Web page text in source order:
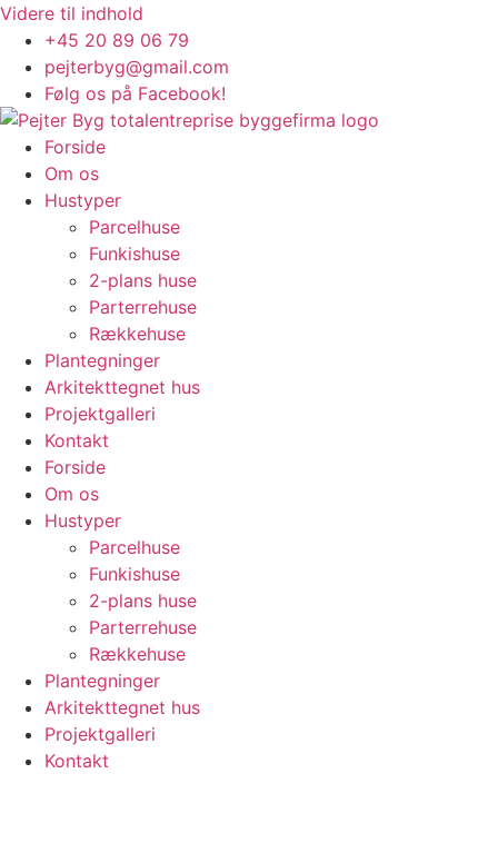
Videre til indhold
+45 20 89 06 79
pejterbyg@gmail.com
Følg os på Facebook!
Forside
Om os
Hustyper
Parcelhuse
Funkishuse
2-plans huse
Parterrehuse
Rækkehuse
Plantegninger
Arkitekttegnet hus
Projektgalleri
Kontakt
Forside
Om os
Hustyper
Parcelhuse
Funkishuse
2-plans huse
Parterrehuse
Rækkehuse
Plantegninger
Arkitekttegnet hus
Projektgalleri
Kontakt